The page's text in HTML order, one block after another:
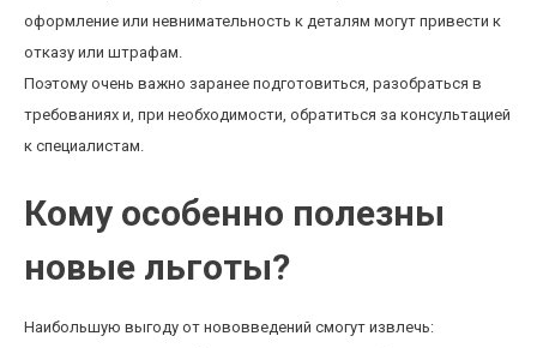
оформление или невнимательность к деталям могут привести к
отказу или штрафам.
Поэтому очень важно заранее подготовиться, разобраться в
требованиях и, при необходимости, обратиться за консультацией
к специалистам.
Кому особенно полезны
новые льготы?
Наибольшую выгоду от нововведений смогут извлечь: